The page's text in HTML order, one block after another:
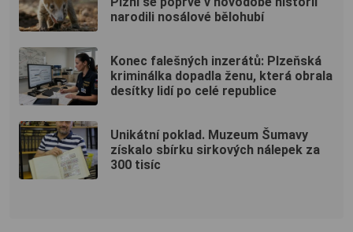
narodili nosálové bělohubí
Konec falešných inzerátů: Plzeňská
kriminálka dopadla ženu, která obrala
desítky lidí po celé republice
Unikátní poklad. Muzeum Šumavy
získalo sbírku sirkových nálepek za
300 tisíc